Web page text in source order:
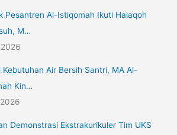
Pesantren Al-Istiqomah Ikuti Halaqoh
M…
Kebutuhan Air Bersih Santri, MA Al-
Kin…
Demonstrasi Ekstrakurikuler Tim UKS